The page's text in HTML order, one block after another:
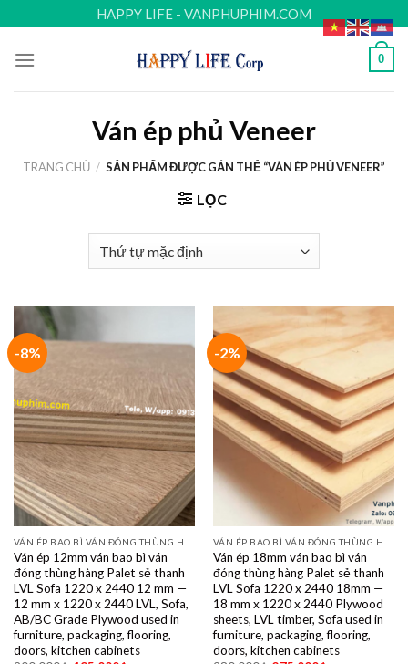
to
content
HAPPY LIFE - VANPHUPHIM.COM
0
Ván ép phủ Veneer
TRANG CHỦ / SẢN PHẨM ĐƯỢC GẮN THẺ “VÁN ÉP PHỦ VENEER”
LỌC
-8%
Ván ép 12mm ván bao bì ván
đóng thùng hàng Palet sẻ thanh
LVL Sofa 1220 x 2440 12 mm —
12 mm x 1220 x 2440 LVL, Sofa,
AB/BC Grade Plywood used in
furniture, packaging, flooring,
doors, kitchen cabinets
-2%
Ván ép 18mm ván bao bì ván
đóng thùng hàng Palet sẻ thanh
LVL Sofa 1220 x 2440 18mm —
18 mm x 1220 x 2440 Plywood
sheets, LVL timber, Sofa used in
furniture, packaging, flooring,
doors, kitchen cabinets